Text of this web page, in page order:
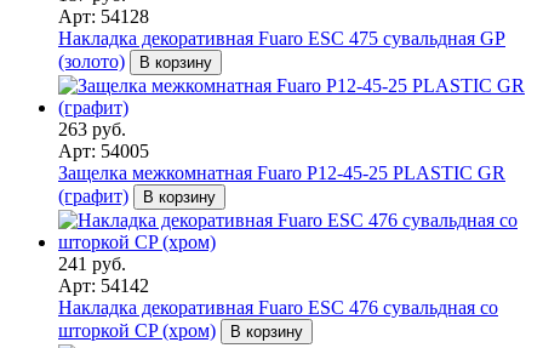
Арт: 54128
Накладка декоративная Fuaro ESC 475 сувальдная GP
(золото)
В корзину
263 руб.
Арт: 54005
Защелка межкомнатная Fuaro P12-45-25 PLASTIC GR
(графит)
В корзину
241 руб.
Арт: 54142
Накладка декоративная Fuaro ESC 476 сувальдная со
шторкой СP (хром)
В корзину